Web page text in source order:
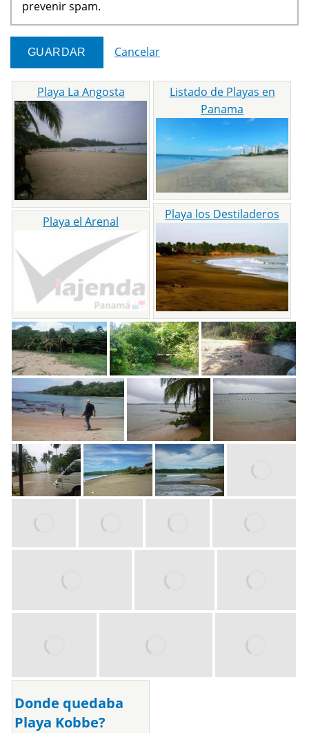
prevenir spam.
Cancelar
Playa La Angosta
Listado de Playas en
Panama
Playa los Destiladeros
Playa el Arenal
Donde quedaba
Playa Kobbe?